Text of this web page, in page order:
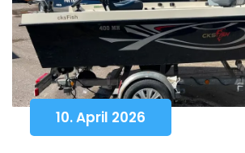
10. April 2026